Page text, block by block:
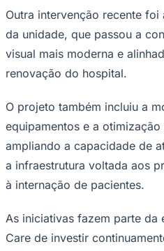
Outra intervenção recente
da unidade, que passou a
visual mais moderna e
renovação do hospital.
O projeto também incluiu a
equipamentos e a
ampliando a capacidade de
a infraestrutura voltada aos
à internação de pacientes.
As iniciativas fazem parte da
Care de investir